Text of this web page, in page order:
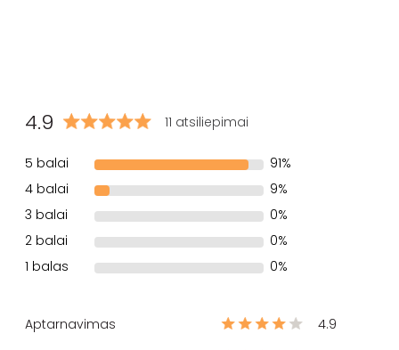
4.9 11 atsiliepimai
5 balai
91%
4 balai
9%
3 balai
0%
2 balai
0%
1 balas
0%
Aptarnavimas
4.9